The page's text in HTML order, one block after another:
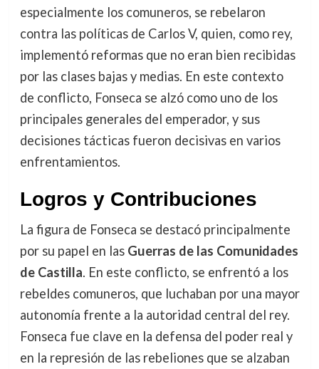
especialmente los comuneros, se rebelaron
contra las políticas de Carlos V, quien, como rey,
implementó reformas que no eran bien recibidas
por las clases bajas y medias. En este contexto
de conflicto, Fonseca se alzó como uno de los
principales generales del emperador, y sus
decisiones tácticas fueron decisivas en varios
enfrentamientos.
Logros y Contribuciones
La figura de Fonseca se destacó principalmente
por su papel en las Guerras de las Comunidades
de Castilla. En este conflicto, se enfrentó a los
rebeldes comuneros, que luchaban por una mayor
autonomía frente a la autoridad central del rey.
Fonseca fue clave en la defensa del poder real y
en la represión de las rebeliones que se alzaban